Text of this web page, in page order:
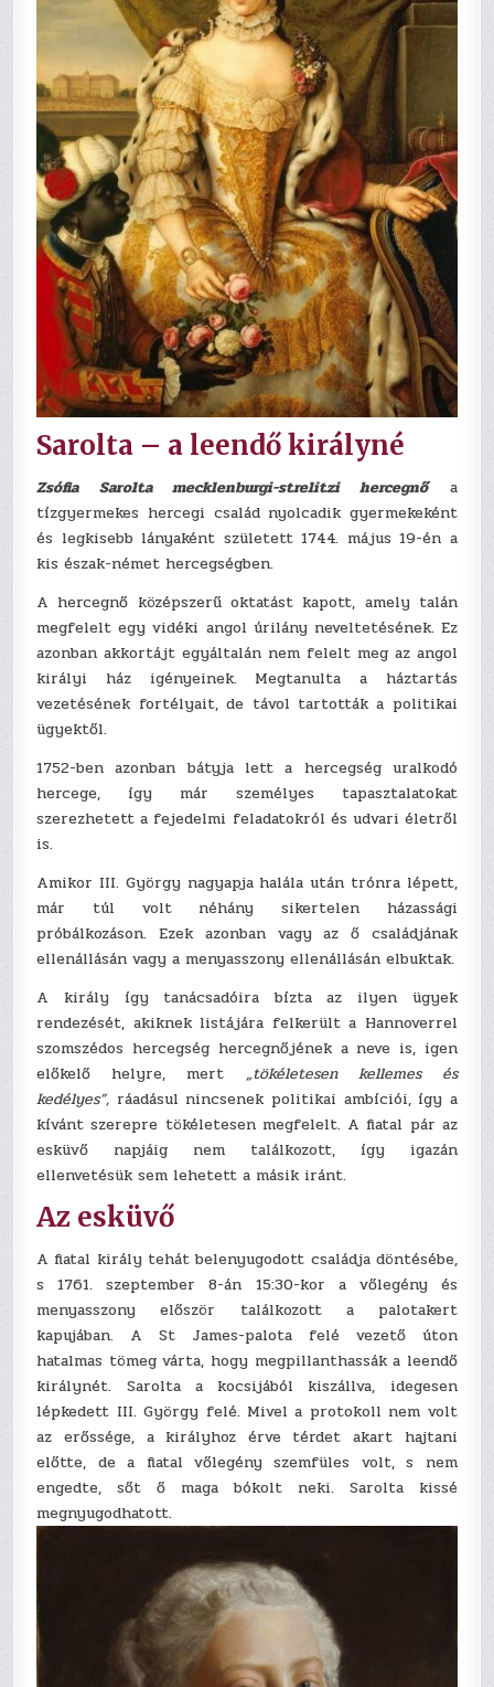
Sarolta – a leendő királyné
Zsófia Sarolta mecklenburgi-strelitzi hercegnőa
tízgyermekes hercegi család nyolcadik gyermekeként
és legkisebb lányaként született 1744. május 19-én a
kis észak-német hercegségben.
A hercegnő középszerű oktatást kapott, amely talán
megfelelt egy vidéki angol úrilány neveltetésének. Ez
azonban akkortájt egyáltalán nem felelt meg az angol
királyi ház igényeinek. Megtanulta a háztartás
vezetésének fortélyait, de távol tartották a politikai
ügyektől.
1752-ben azonban bátyja lett a hercegség uralkodó
hercege, így már személyes tapasztalatokat
szerezhetett a fejedelmi feladatokról és udvari életről
is.
Amikor III. György nagyapja halála után trónra lépett,
már túl volt néhány sikertelen házassági
próbálkozáson. Ezek azonban vagy az ő családjának
ellenállásán vagy a menyasszony ellenállásán elbuktak.
A király így tanácsadóira bízta az ilyen ügyek
rendezését, akiknek listájára felkerült a Hannoverrel
szomszédos hercegség hercegnőjének a neve is, igen
előkelő helyre, mert „tökéletesen kellemes és
kedélyes”, ráadásul nincsenek politikai ambíciói, így a
kívánt szerepre tökéletesen megfelelt. A fiatal pár az
esküvő napjáig nem találkozott, így igazán
ellenvetésük sem lehetett a másik iránt.
Az esküvő
A fiatal király tehát belenyugodott családja döntésébe,
s 1761. szeptember 8-án 15:30-kor a vőlegény és
menyasszony először találkozott a palotakert
kapujában. A St James-palota felé vezető úton
hatalmas tömeg várta, hogy megpillanthassák a leendő
királynét. Sarolta a kocsijából kiszállva, idegesen
lépkedett III. György felé. Mivel a protokoll nem volt
az erőssége, a királyhoz érve térdet akart hajtani
előtte, de a fiatal vőlegény szemfüles volt, s nem
engedte, sőt ő maga bókolt neki. Sarolta kissé
megnyugodhatott.